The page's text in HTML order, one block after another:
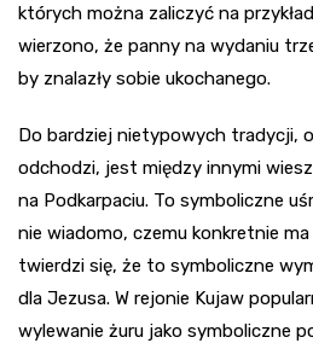
których można zaliczyć na
wierzono, że panny na wydaniu
by znalazły sobie ukochanego.
Do bardziej nietypowych tradycji,
odchodzi, jest między innymi
na Podkarpaciu. To symboliczne
nie wiadomo, czemu konkretnie
twierdzi się, że to symboliczne
dla Jezusa. W rejonie Kujaw
wylewanie żuru jako symboliczne